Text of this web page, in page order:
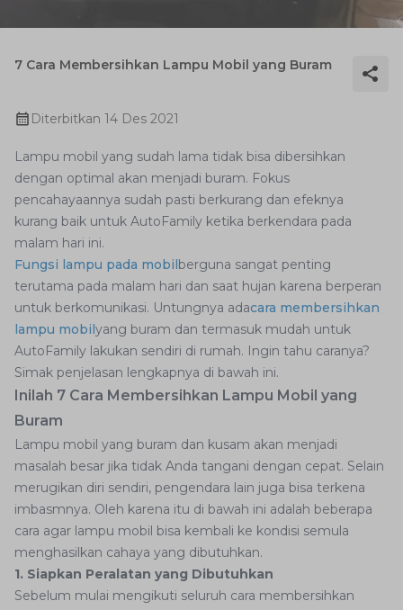
7 Cara Membersihkan Lampu Mobil yang Buram
Diterbitkan 14 Des 2021
Lampu mobil yang sudah lama tidak bisa dibersihkan
dengan optimal akan menjadi buram. Fokus
pencahayaannya sudah pasti berkurang dan efeknya
kurang baik untuk AutoFamily ketika berkendara pada
malam hari ini.
Fungsi lampu pada mobil berguna sangat penting
terutama pada malam hari dan saat hujan karena berperan
untuk berkomunikasi. Untungnya adacara membersihkan
lampu mobil yang buram dan termasuk mudah untuk
AutoFamily lakukan sendiri di rumah. Ingin tahu caranya?
Simak penjelasan lengkapnya di bawah ini.
Inilah 7 Cara Membersihkan Lampu Mobil yang
Buram
Lampu mobil yang buram dan kusam akan menjadi
masalah besar jika tidak Anda tangani dengan cepat. Selain
merugikan diri sendiri, pengendara lain juga bisa terkena
imbasmnya. Oleh karena itu di bawah ini adalah beberapa
cara agar lampu mobil bisa kembali ke kondisi semula
menghasilkan cahaya yang dibutuhkan.
1. Siapkan Peralatan yang Dibutuhkan
Sebelum mulai mengikuti seluruh cara membersihkan